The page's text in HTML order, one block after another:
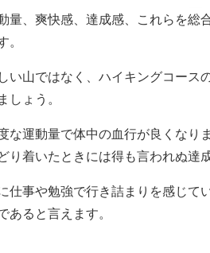
量、爽快感、達成感、これらを総
。
い山ではなく、ハイキングコース
しょう。
な運動量で体中の血行が良くなり
り着いたときには得も言われぬ達
仕事や勉強で行き詰まりを感じて
あると言えます。